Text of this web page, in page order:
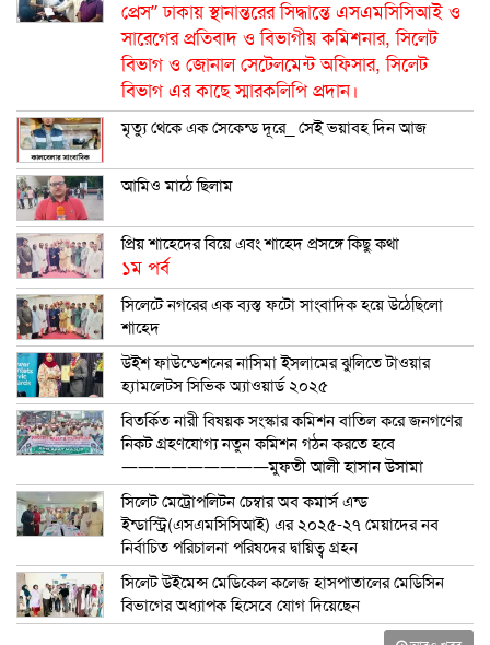
প্রেস” ঢাকায় স্থানান্তরের সিদ্ধান্তে এসএমসিসিআই ও
সারেগের প্রতিবাদ ও বিভাগীয় কমিশনার, সিলেট
বিভাগ ও জোনাল সেটেলমেন্ট অফিসার, সিলেট
বিভাগ এর কাছে স্মারকলিপি প্রদান।
মৃত্যু থেকে এক সেকেন্ড দূরে_ সেই ভয়াবহ দিন আজ
আমিও মাঠে ছিলাম
প্রিয় শাহেদের বিয়ে এবং শাহেদ প্রসঙ্গে কিছু কথা
১ম পর্ব
সিলেটে নগরের এক ব্যস্ত ফটো সাংবাদিক হয়ে উঠেছিলো
শাহেদ
উইশ ফাউন্ডেশনের নাসিমা ইসলামের ঝুলিতে টাওয়ার
হ্যামলেটস সিভিক অ্যাওয়ার্ড ২০২৫
বিতর্কিত নারী বিষয়ক সংস্কার কমিশন বাতিল করে জনগণের
নিকট গ্রহণযোগ্য নতুন কমিশন গঠন করতে হবে
—————————মুফতী আলী হাসান উসামা
সিলেট মেট্রোপলিটন চেম্বার অব কমার্স এন্ড
ইন্ডাস্ট্রি(এসএমসিসিআই) এর ২০২৫-২৭ মেয়াদের নব
নির্বাচিত পরিচালনা পরিষদের দ্বায়িত্ব গ্রহন
সিলেট উইমেন্স মেডিকেল কলেজ হাসপাতালের মেডিসিন
বিভাগের অধ্যাপক হিসেবে যোগ দিয়েছেন